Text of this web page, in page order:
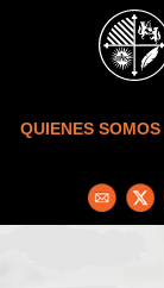
Skip to main content
QUIENES SOMOS